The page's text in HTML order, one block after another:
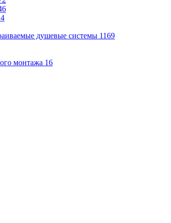
душевые системы 1169
монтажа 16